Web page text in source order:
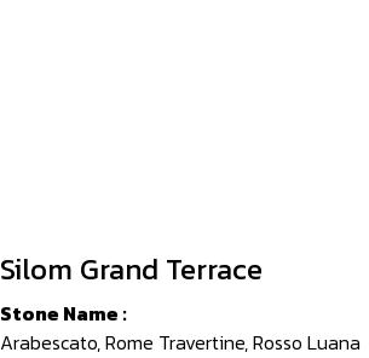
Silom Grand Terrace
Stone Name :
Arabescato, Rome Travertine, Rosso Luana